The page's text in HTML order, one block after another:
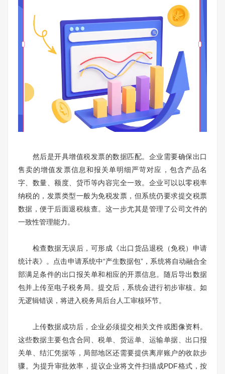
然后是开具增值税发票的数据匹配。企业需要确保出口
售卖的增值发票信息和报关单明细严苛对应，包含产品名
字、数量、额度、贷币等内容完全一致。企业可以以零税率
纳税的，发票类型一般为免税发票，但系统仍要求提交税票
数据，便于后面退税核查。这一步尤其是管理了公司文件的
一致性管理能力。
检查数据无误后，可形成《出口货品退税（免税）申请
统计表》。点击申请系统中“产生数据包”，系统将自动融合全
部满足条件的出口报关单和相应的开票信息。随后导出数据
包并上传至电子税务局。提交后，系统会进行初步审核。如
无逻辑错误，将进入税务局后台人工审核环节。
上传数据成功后，企业必须提交相关文件或图像资料。
这些数据主要包含合同、税单、货运单、运输单据、出口报
关单、结汇凭据等，局部地区还需要提供离岸账户的收款步
骤。为提升审批效率，提议企业将文件扫描成PDF格式，按